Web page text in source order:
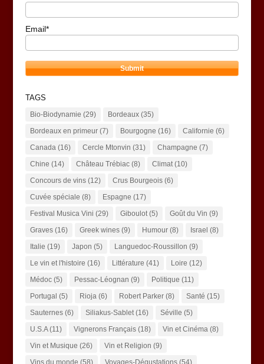
Email*
TAGS
Bio-Biodynamie (29) Bordeaux(35)
Bordeaux en primeur(7) Bourgogne (16) Californie (6)
Canada(16) Cercle Mtonvin (31) Champagne (7)
Chine (14) Château Trébiac(8) Climat(10)
Concours de vins(12) Crus Bourgeois(6)
Cuvée spéciale (8) Espagne (17)
Festival Musica Vini (29) Giboulot(5) Goût du Vin (9)
Graves(16) Greek wines(9) Humour(8) Israel (8)
Italie (19) Japon (5) Languedoc-Roussillon (9)
Le vin et l'histoire (16) Littérature (41) Loire (12)
Médoc(5) Pessac-Léognan (9) Politique (11)
Portugal (5) Rioja(6) Robert Parker(8) Santé (15)
Sauternes(6) Siliakus-Sablet(16) Séville (5)
U.S.A(11) Vignerons Français(18) Vin et Cinéma(8)
Vin et Musique (26) Vin et Religion (9)
Vins du monde (58) Voyages-Dégustations(54)